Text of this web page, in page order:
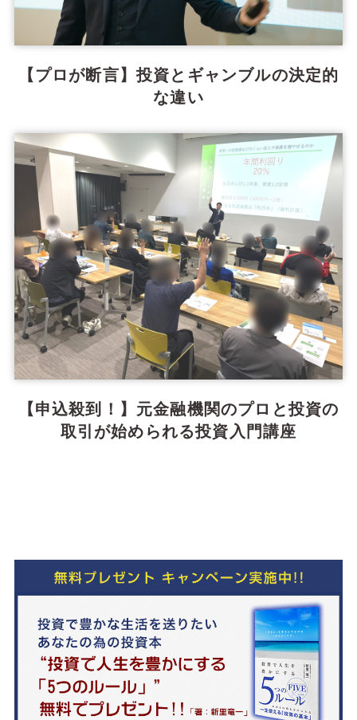
【プロが断言】投資とギャンブルの決定的
な違い
【申込殺到！】元金融機関のプロと投資の
取引が始められる投資入門講座